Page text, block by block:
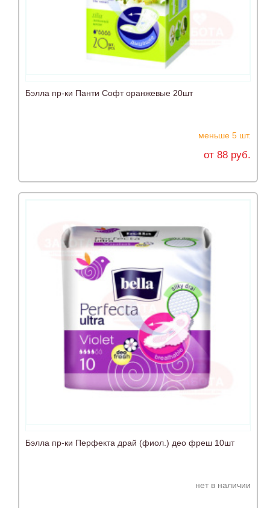
Бэлла пр-ки Панти Софт оранжевые 20шт
меньше 5 шт.
от 88 руб.
Бэлла пр-ки Перфекта драй (фиол.) део фреш 10шт
нет в наличии